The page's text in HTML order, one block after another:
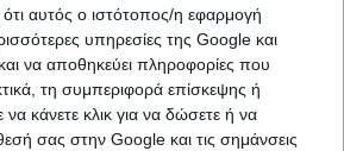
αυτός ο ιστότοπος/η εφαρμογή
υπηρεσίες της Google και
και να αποθηκεύει πληροφορίες που
τη συμπεριφορά επίσκεψης ή
κάνετε κλικ για να δώσετε ή να
σας στην Google και τις σημάνσεις